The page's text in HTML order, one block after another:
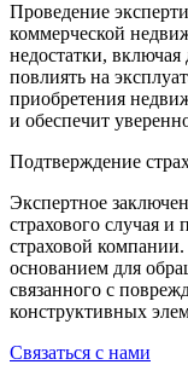
Проведение
коммерческой
недостатки,
повлиять на
приобретения
и обеспечит
Подтверждение
Экспертное
страхового случая
страховой
основанием для
связанного с
конструктивных
Связаться с нами